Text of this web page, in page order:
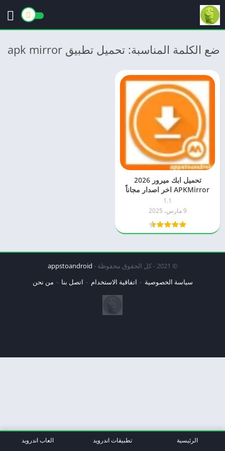
ضع الكلمة المناسبة: تحميل تطبيق apk mirror
تحميل ابك ميرور 2026
APKMirror اخر اصدار مجاناً
1.1
9 مارس، 2025
© 2021 - كل الحقوق محفوظة -
appstoandroid
سياسة الخصوصية
اتفاقية الاستخدام اتصل بنا من نحن
الرئيسية تطبيقات اندرويد العاب اندرويد